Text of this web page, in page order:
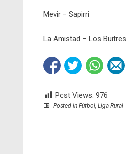
Mevir – Sapirri
La Amistad – Los Buitres
Post Views: 976
Posted in Fútbol, Liga Rural